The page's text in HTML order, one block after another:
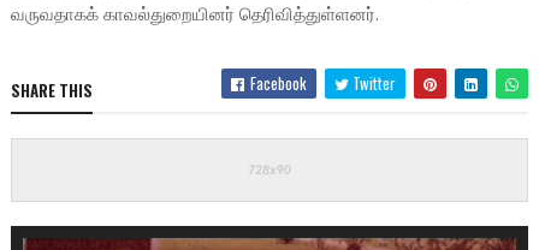
வருவதாகக் காவல்துறையினர் தெரிவித்துள்ளனர்.
SHARE THIS Facebook Twitter